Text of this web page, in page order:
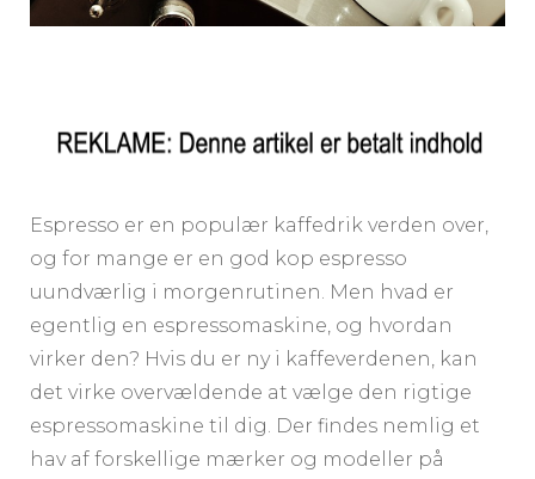
Espresso er en populær kaffedrik verden over,
og for mange er en god kop espresso
uundværlig i morgenrutinen. Men hvad er
egentlig en espressomaskine, og hvordan
virker den? Hvis du er ny i kaffeverdenen, kan
det virke overvældende at vælge den rigtige
espressomaskine til dig. Der findes nemlig et
hav af forskellige mærker og modeller på